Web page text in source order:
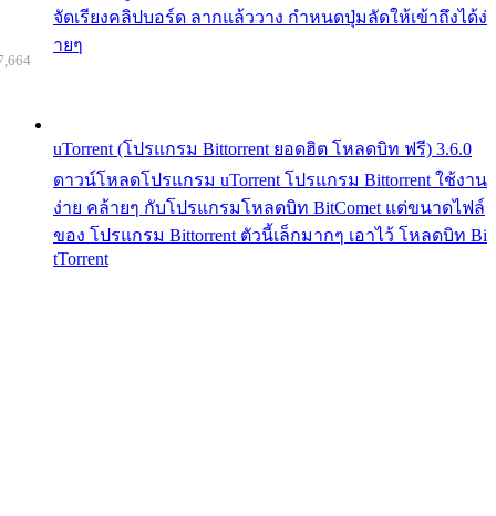
จัดเรียงคลิปบอร์ด ลากแล้ววาง กำหนดปุ่มลัดให้เข้าถึงได้ง่
ายๆ
uTorrent (โปรแกรม Bittorrent ยอดฮิต โหลดบิท ฟรี) 3.6.0
ดาวน์โหลดโปรแกรม uTorrent โปรแกรม Bittorrent ใช้งาน
ง่าย คล้ายๆ กับโปรแกรมโหลดบิท BitComet แต่ขนาดไฟล์
ของ โปรแกรม Bittorrent ตัวนี้เล็กมากๆ เอาไว้ โหลดบิท Bi
tTorrent